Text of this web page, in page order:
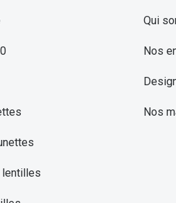
lentilles
Qui
Nos
Nos